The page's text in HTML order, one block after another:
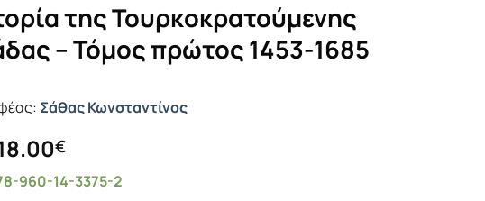
της Τουρκοκρατούμενης
– Τόμος πρώτος 1453-1685
Σάθας Κωνσταντίνος
€
960-14-3375-2